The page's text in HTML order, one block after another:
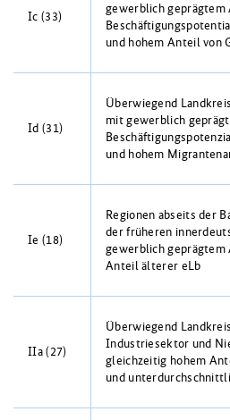
Ic (33)
gewerblich
und hohem Anteil von
Id (31)
Überwiegend
mit gewerblich
und hohem
Ie (18)
Regionen abseits der
der früheren
gewerblich
Anteil älterer eLb
IIa (27)
Überwiegend
Industriesektor und
gleichzeitig hohem
und